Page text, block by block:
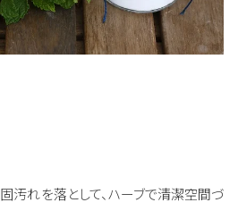
汚れを落として、ハーブで清潔空間づ